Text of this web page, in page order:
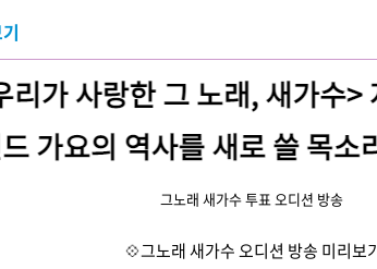
그노래 새가수 투표 오디션 방송
💠그노래 새가수 오디션 방송 미리보기